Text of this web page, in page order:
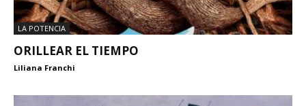
LA POTENCIA
ORILLEAR EL TIEMPO
Liliana Franchi